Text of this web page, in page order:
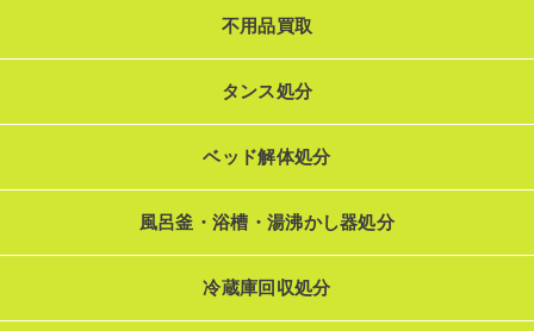
不用品買取
タンス処分
ベッド解体処分
風呂釜・浴槽・湯沸かし器処分
冷蔵庫回収処分